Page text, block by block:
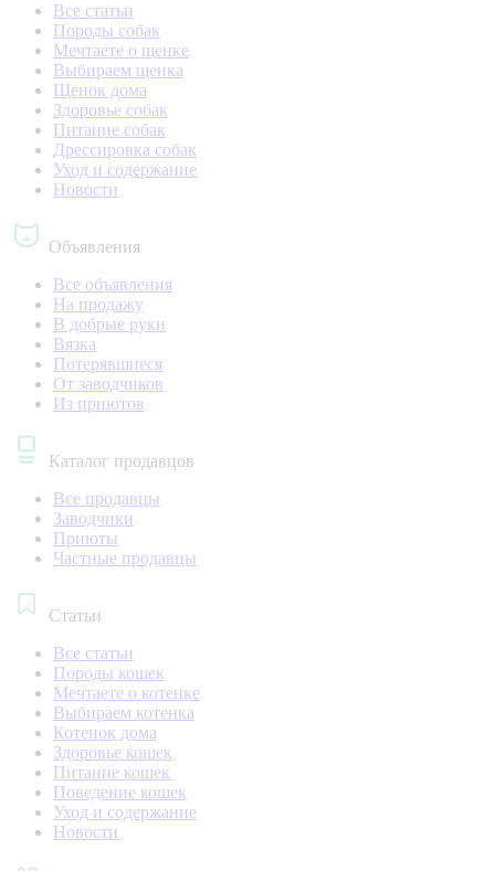
Все статьи
Породы собак
Мечтаете о щенке
Выбираем щенка
Щенок дома
Здоровье собак
Питание собак
Дрессировка собак
Уход и содержание
Новости
Объявления
Все объявления
На продажу
В добрые руки
Вязка
Потерявшиеся
От заводчиков
Из приютов
Каталог продавцов
Все продавцы
Заводчики
Приюты
Частные продавцы
Статьи
Все статьи
Породы кошек
Мечтаете о котенке
Выбираем котенка
Котенок дома
Здоровье кошек
Питание кошек
Поведение кошек
Уход и содержание
Новости